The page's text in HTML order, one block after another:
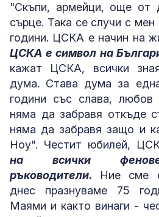
"Скъпи, армейци, още от
сърце. Така се случи с
години. ЦСКА е начин на
ЦСКА е символ на
кажат ЦСКА, всички
дума. Става дума за
години със слава,
няма да забравя откъде
няма да забравя защо и
Ноу". Честит юбилей,
на всички
ръководители.
Ние сме
днес празнуваме 75
Маями и както винаги -